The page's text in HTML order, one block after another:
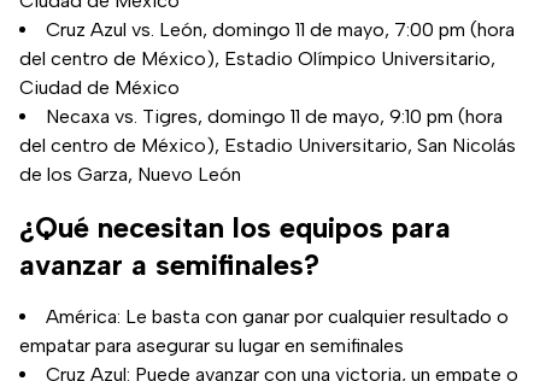
Cruz Azul vs. León, domingo 11 de mayo, 7:00 pm (hora
del centro de México), Estadio Olímpico Universitario,
Ciudad de México
Necaxa vs. Tigres, domingo 11 de mayo, 9:10 pm (hora
del centro de México), Estadio Universitario, San Nicolás
de los Garza, Nuevo León
¿Qué necesitan los equipos para
avanzar a semifinales?
América: Le basta con ganar por cualquier resultado o
empatar para asegurar su lugar en semifinales
Cruz Azul: Puede avanzar con una victoria, un empate o